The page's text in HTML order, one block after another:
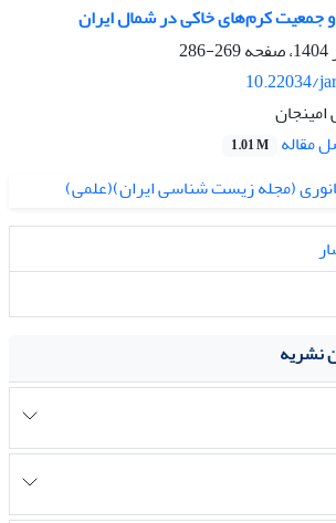
و جمعیت کرم‌های خاکی در شمال ایران
269-286
10.22034/
امینجان
مقاله 1.01 M
نشریه